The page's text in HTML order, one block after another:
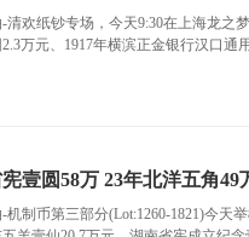
清欢纸钞专场，今天9:30在上海龙之
万元、1917年横滨正金银行汉口通
壹圆58万 23年北洋五角49
机制币第三部分(Lot:1260-1821)今天